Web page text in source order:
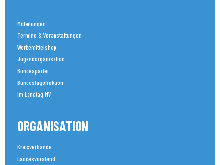
Mitteilungen
Termine & Veranstaltungen
Werbemittelshop
Jugendorganisation
Bundespartei
Bundestagsfraktion
Im Landtag MV
ORGANISATION
Kreisverbände
Landesvorstand